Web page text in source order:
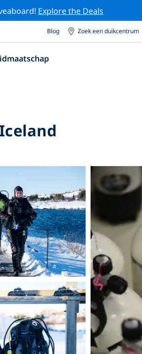
Explore the Deals
Blog Zoek een duikcentrum